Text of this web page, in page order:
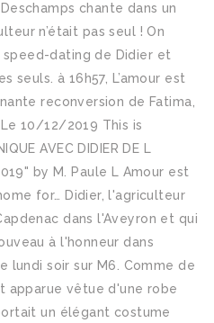
chante dans un
n’était pas seul ! On
dating de Didier et
seuls. à 16h57, L’amour est
reconversion de Fatima,
10/12/2019 This is
AVEC DIDIER DE L
by M. Paule L Amour est
for… Didier, l'agriculteur
dans l'Aveyron et qui
à l'honneur dans
lundi soir sur M6. Comme de
apparue vêtue d'une robe
un élégant costume